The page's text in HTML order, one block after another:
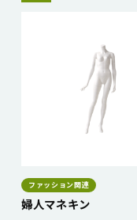
ファッション関連
婦人マネキン